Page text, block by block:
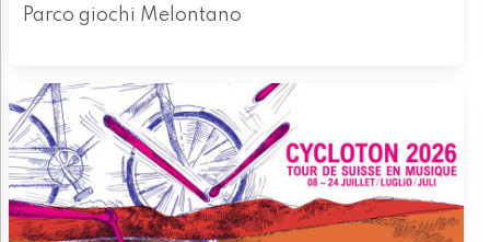
Parco giochi Melontano